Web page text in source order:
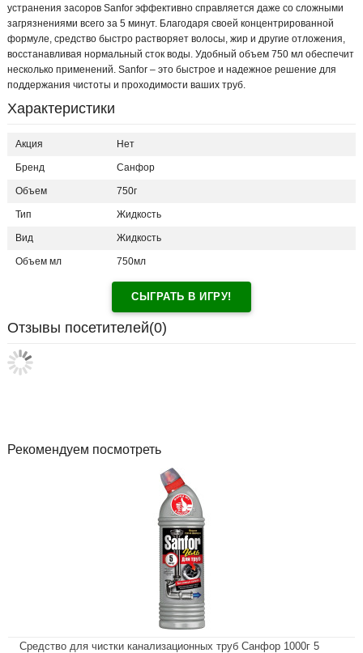
устранения засоров Sanfor эффективно справляется даже со сложными
загрязнениями всего за 5 минут. Благодаря своей концентрированной
формуле, средство быстро растворяет волосы, жир и другие отложения,
восстанавливая нормальный сток воды. Удобный объем 750 мл обеспечит
несколько применений. Sanfor – это быстрое и надежное решение для
поддержания чистоты и проходимости ваших труб.
Характеристики
Акция Нет
Бренд Санфор
Объем 750г
Тип Жидкость
Вид Жидкость
Объем мл 750мл
СЫГРАТЬ В ИГРУ!
Отзывы посетителей(0)
Рекомендуем посмотреть
Средство для чистки канализационных труб Санфор 1000г 5